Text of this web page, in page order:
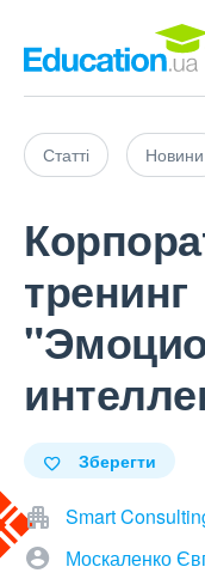
Статті Новини
тренинг
Зберегти
Smart
Москаленко